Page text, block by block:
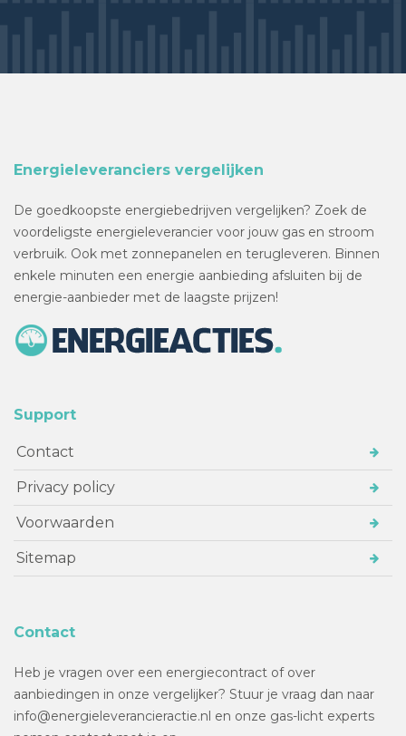
Energieleveranciers vergelijken
De goedkoopste energiebedrijven vergelijken? Zoek de
voordeligste energieleverancier voor jouw gas en stroom
verbruik. Ook met zonnepanelen en terugleveren. Binnen
enkele minuten een energie aanbieding afsluiten bij de
energie-aanbieder met de laagste prijzen!
Support
Contact
Privacy policy
Voorwaarden
Sitemap
Contact
Heb je vragen over een energiecontract of over
aanbiedingen in onze vergelijker? Stuur je vraag dan naar
info@energieleverancieractie.nl en onze gas-licht experts